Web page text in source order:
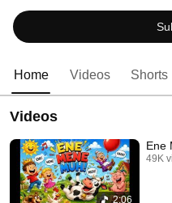
Home Videos Shorts
Videos
2:06
Ene
49K